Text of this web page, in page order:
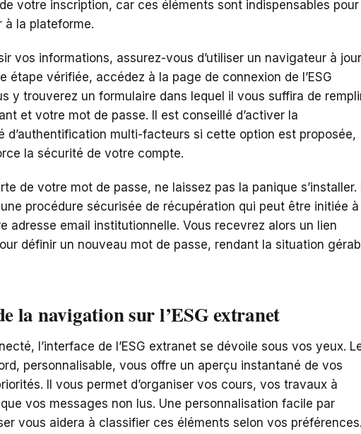
votre inscription, car ces éléments sont indispensables pour
à la plateforme.
vos informations, assurez-vous d’utiliser un navigateur à
étape vérifiée, accédez à la page de connexion de l’ESG
y trouverez un formulaire dans lequel il vous suffira de
et votre mot de passe. Il est conseillé d’activer la
d’authentification multi-facteurs si cette option est proposée,
la sécurité de votre compte.
de votre mot de passe, ne laissez pas la panique s’installer.
procédure sécurisée de récupération qui peut être initiée à
adresse email institutionnelle. Vous recevrez alors un lien
définir un nouveau mot de passe, rendant la situation
la navigation sur l’ESG extranet
l’interface de l’ESG extranet se dévoile sous vos yeux.
personnalisable, vous offre un aperçu instantané de vos
Il vous permet d’organiser vos cours, vos travaux à
vos messages non lus. Une personnalisation facile par
vous aidera à classifier ces éléments selon vos préférences.